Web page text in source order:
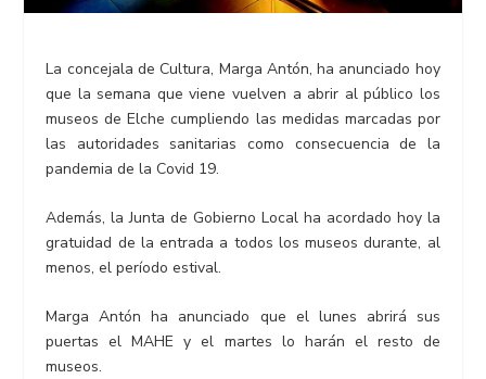
La concejala de Cultura, Marga Antón, ha anunciado hoy
que la semana que viene vuelven a abrir al público los
museos de Elche cumpliendo las medidas marcadas por
las autoridades sanitarias como consecuencia de la
pandemia de la Covid 19.
Además, la Junta de Gobierno Local ha acordado hoy la
gratuidad de la entrada a todos los museos durante, al
menos, el período estival.
Marga Antón ha anunciado que el lunes abrirá sus
puertas el MAHE y el martes lo harán el resto de
museos.